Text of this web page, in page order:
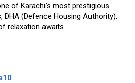
of Karachi’s most prestigious
DHA (Defence Housing Authority),
relaxation awaits.